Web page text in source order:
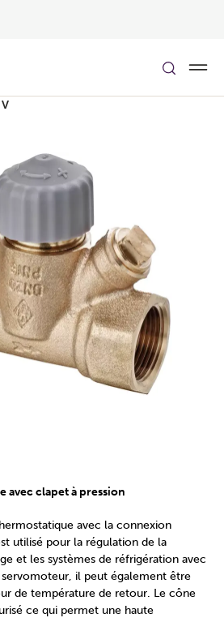
avec clapet à pression
avec la connexion
utilisé pour la régulation de la
et les systèmes de réfrigération avec
il peut également être
de température de retour. Le cône
ce qui permet une haute